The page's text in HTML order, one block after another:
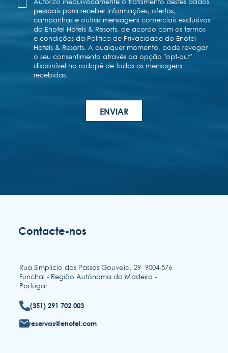
Contacte-nos
Rua Simplício dos Passos Gouveia, 29. 9004-576
Funchal - Região Autónoma da Madeira -
Portugal
(351) 291 702 003
reservas@enotel.com